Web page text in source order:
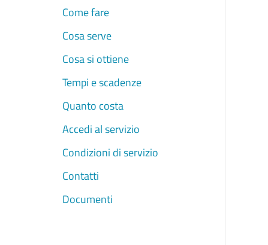
Come fare
Cosa serve
Cosa si ottiene
Tempi e scadenze
Quanto costa
Accedi al servizio
Condizioni di servizio
Contatti
Documenti